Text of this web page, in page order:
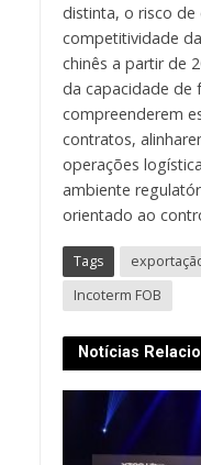
distinta, o risco de
competitividade
chinês a partir de
da capacidade de
compreenderem
contratos,
operações
ambiente
orientado ao
Tags
Incoterm FOB
Notícias